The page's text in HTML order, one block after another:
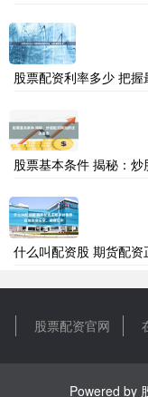
股票配资利率多少 把
股票基本条件 揭秘：
什么叫配资股 期货配
股票配资官网
Powered by